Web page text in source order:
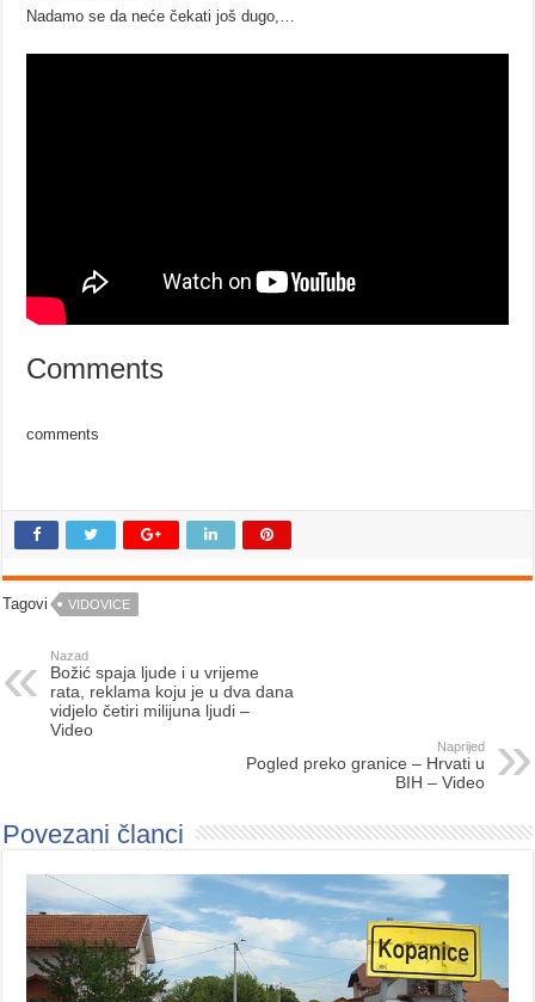
Nadamo se da neće čekati još dugo,…
Comments
comments
Tagovi VIDOVICE
Nazad
Božić spaja ljude i u vrijeme
rata, reklama koju je u dva dana
vidjelo četiri milijuna ljudi –
Video
Naprijed
Pogled preko granice – Hrvati u
BIH – Video
Povezani članci